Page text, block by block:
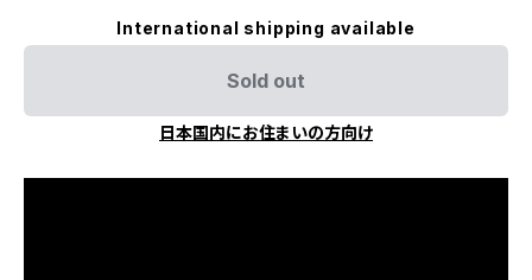
International shipping available
Sold out
日本国内にお住まいの方向け